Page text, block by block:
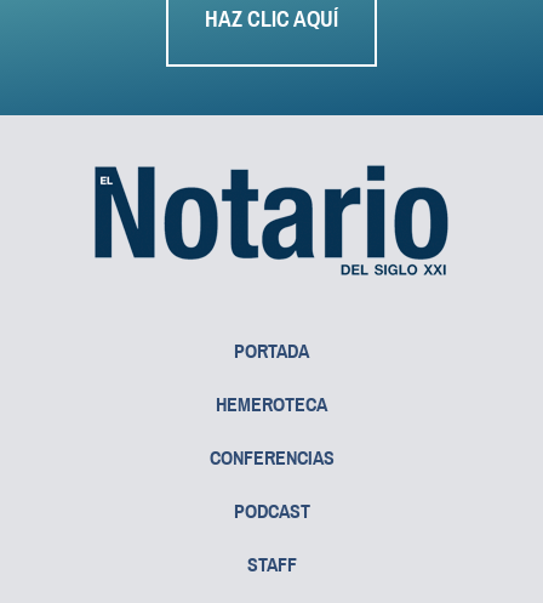
HAZ CLIC AQUÍ
PORTADA
HEMEROTECA
CONFERENCIAS
PODCAST
STAFF